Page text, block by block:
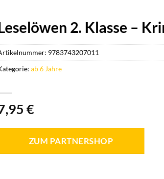
2. Klasse –
€
ZUM PARTNERSHOP
9783743207011
ab 6 Jahre